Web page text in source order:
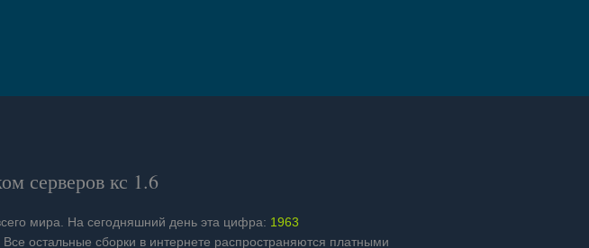
серверов кс 1.6
мира. На сегодняшний день эта цифра: 1963
остальные сборки в интернете распространяются платными